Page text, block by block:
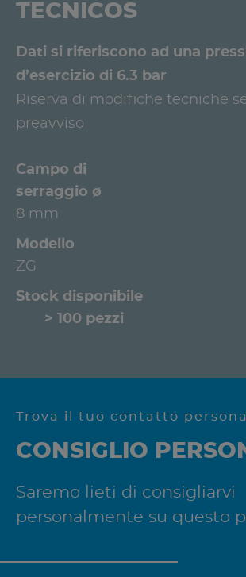
TECNICOS
Dati si riferiscono ad una
d’esercizio di 6.3 bar
Riserva di modifiche tecniche
preavviso
Campo di
serraggio ø
8 mm
Modello
ZG
Stock disponibile
> 100 pezzi
Trova il tuo contatto
CONSIGLIO
Saremo lieti di consigliarvi
personalmente su questo